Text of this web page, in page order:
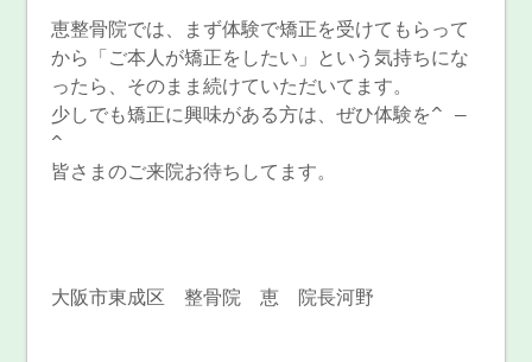
恵整骨院では、まず体験で矯正を受けてもらって
から「ご本人が矯正をしたい」という気持ちにな
ったら、そのまま続けていただいてます。
少しでも矯正に興味がある方は、ぜひ体験を^ –
^
皆さまのご来院お待ちしてます。
大阪市東成区 整骨院 恵 院長河野